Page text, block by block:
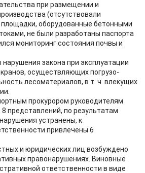
при размещении и
(отсутствовали
оборудованные бетонными
не были разработаны паспорта
мониторинг состояния почвы и
закона при эксплуатации
осуществляющих погрузо-
лесоматериалов, в т. ч. влекущих
прокурором руководителям
представлений, по результатам
устранены, к
привлечены 6
и юридических лиц возбуждено
правонарушениях. Виновные
ответственности в виде